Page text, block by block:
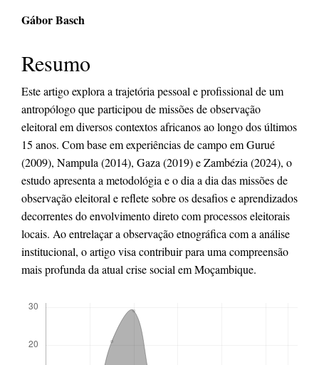
Conteúdo
artigo
principal
Gábor Basch
Resumo
Este artigo explora a trajetória pessoal e profissional de um
antropólogo que participou de missões de observação
eleitoral em diversos contextos africanos ao longo dos últimos
15 anos. Com base em experiências de campo em Gurué
(2009), Nampula (2014), Gaza (2019) e Zambézia (2024), o
estudo apresenta a metodológia e o dia a dia das missões de
observação eleitoral e reflete sobre os desafios e aprendizados
decorrentes do envolvimento direto com processos eleitorais
locais. Ao entrelaçar a observação etnográfica com a análise
institucional, o artigo visa contribuir para uma compreensão
mais profunda da atual crise social em Moçambique.